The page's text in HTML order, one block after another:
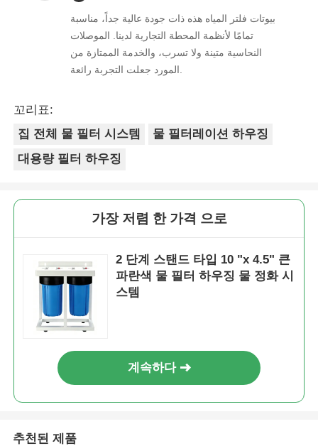
بيوتات فلتر المياه هذه ذات جودة عالية جداً، مناسبة
تمامًا لأنظمة المحطة التجارية لدينا. الموصلات
النحاسية متينة ولا تسرب، والخدمة الممتازة من
꼬리표:
집 전체 물 필터 시스템
물 필터레이션 하우징
대용량 필터 하우징
가장 저렴 한 가격 으로
2 단계 스탠드 타입 10 "x 4.5" 큰
파란색 물 필터 하우징 물 정화 시
스템
계속하다
추천된 제품